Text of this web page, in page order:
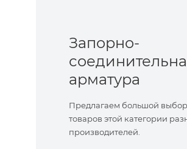
Запорно-
арматура
Предлагаем большой выбор
товаров этой категории
производителей.